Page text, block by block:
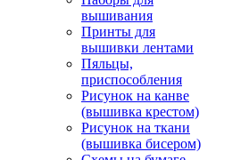
вышивания
Принты для
вышивки лентами
Пяльцы,
приспособления
Рисунок на канве
(вышивка крестом)
Рисунок на ткани
(вышивка бисером)